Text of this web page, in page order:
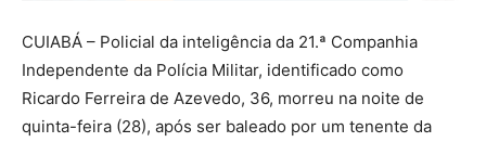
CUIABÁ – Policial da inteligência da 21.ª Companhia
Independente da Polícia Militar, identificado como
Ricardo Ferreira de Azevedo, 36, morreu na noite de
quinta-feira (28), após ser baleado por um tenente da